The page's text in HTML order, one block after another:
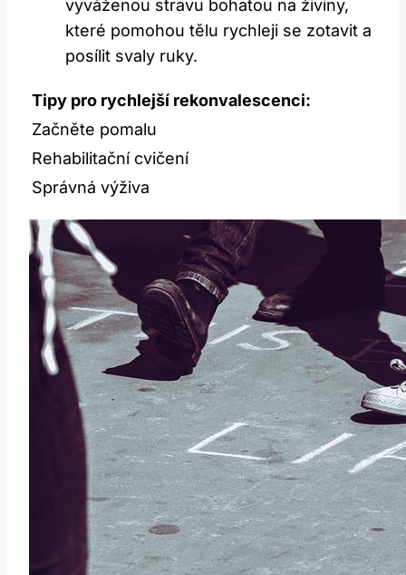
vyváženou stravu bohatou na živiny,
které pomohou tělu rychleji se zotavit a
posílit svaly ruky.
Tipy pro rychlejší rekonvalescenci:
Začněte pomalu
Rehabilitační cvičení
Správná výživa